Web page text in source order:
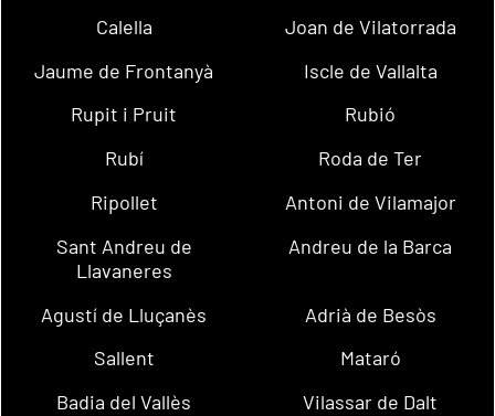
Calella
Joan de Vilatorrada
Jaume de Frontanyà
Iscle de Vallalta
Rupit i Pruit
Rubió
Rubí
Roda de Ter
Ripollet
Antoni de Vilamajor
Sant Andreu de
Llavaneres
Andreu de la Barca
Agustí de Lluçanès
Adrià de Besòs
Sallent
Mataró
Badia del Vallès
Vilassar de Dalt